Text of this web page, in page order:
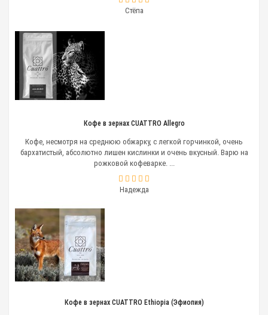
Стёпа
Кофе в зернах CUATTRO Allegro
Кофе, несмотря на среднюю обжарку, с легкой горчинкой, очень
бархатистый, абсолютно лишен кислинки и очень вкусный. Варю на
рожковой кофеварке. ...
Надежда
Кофе в зернах CUATTRO Ethiopia (Эфиопия)